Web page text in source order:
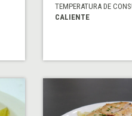
TEMPERATURA DE
CALIENTE